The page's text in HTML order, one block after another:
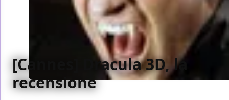
[Cannes] Dracula 3D, la
recensione